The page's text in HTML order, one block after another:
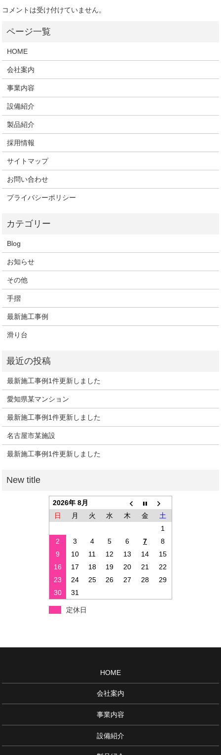
コメントは受け付けていません。
HOME
会社案内
事業内容
設備紹介
製品紹介
採用情報
サイトマップ
お問い合わせ
プライバシーポリシー
Blog
お知らせ
その他
手摺
最新施工事例
滑り台
最新施工事例1件更新しました
愛知県某マンション
最新施工事例1件更新しました
名古屋市某施設
最新施工事例1件更新しました
2026年 8月
日
月 火 水 木 金
土
1
2
3 4 5 6 7
8
9
10 11 12 13 14
15
16
17 18 19 20 21
22
23
24 25 26 27 28
29
30
31
定休日
HOME
会社案内
事業内容
設備紹介